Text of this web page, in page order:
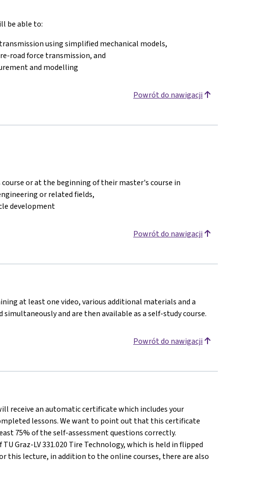
be able to:
using simplified mechanical models,
road force transmission, and
and modelling
Powrót do nawigacji
or at the beginning of their master's course in
or related fields,
development
Powrót do nawigacji
at least one video, various additional materials and a
and are then available as a self-study course.
Powrót do nawigacji
receive an automatic certificate which includes your
lessons. We want to point out that this certificate
75% of the self-assessment questions correctly.
Graz-LV 331.020 Tire Technology, which is held in flipped
this lecture, in addition to the online courses, there are also